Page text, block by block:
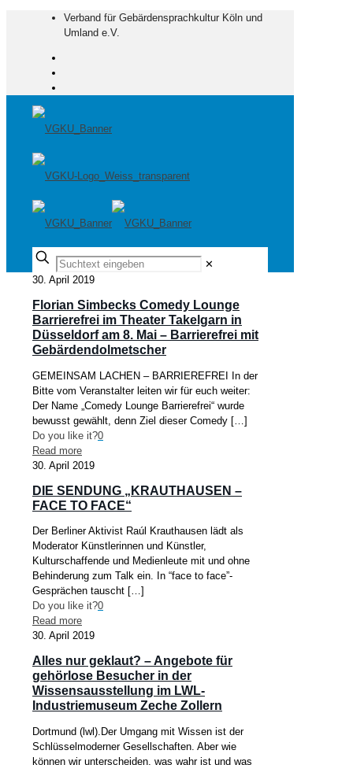
Verband für Gebärdensprachkultur Köln und
Umland e.V.
✕
30. April 2019
Florian Simbecks Comedy Lounge
Barrierefrei im Theater Takelgarn in
Düsseldorf am 8. Mai – Barrierefrei mit
Gebärdendolmetscher
GEMEINSAM LACHEN – BARRIEREFREI In der
Bitte vom Veranstalter leiten wir für euch weiter:
Der Name „Comedy Lounge Barrierefrei“ wurde
bewusst gewählt, denn Ziel dieser Comedy […]
Do you like it?0
Read more
30. April 2019
DIE SENDUNG „KRAUTHAUSEN –
FACE TO FACE“
Der Berliner Aktivist Raúl Krauthausen lädt als
Moderator Künstlerinnen und Künstler,
Kulturschaffende und Medienleute mit und ohne
Behinderung zum Talk ein. In “face to face”-
Gesprächen tauscht […]
Do you like it?0
Read more
30. April 2019
Alles nur geklaut? – Angebote für
gehörlose Besucher in der
Wissensausstellung im LWL-
Industriemuseum Zeche Zollern
Dortmund (lwl).Der Umgang mit Wissen ist der
Schlüsselmoderner Gesellschaften. Aber wie
können wir unterscheiden, was wahr ist und was